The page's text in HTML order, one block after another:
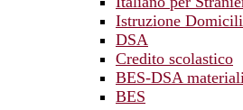
Istruzione
DSA
Credito scolastico
BES-DSA
BES